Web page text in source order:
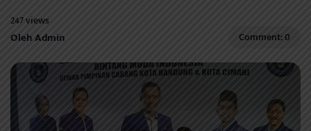
247 views
Oleh Admin Comment: 0